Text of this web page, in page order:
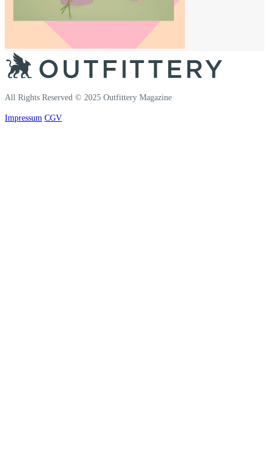
All Rights Reserved © 2025 Outfittery Magazine
Impressum CGV